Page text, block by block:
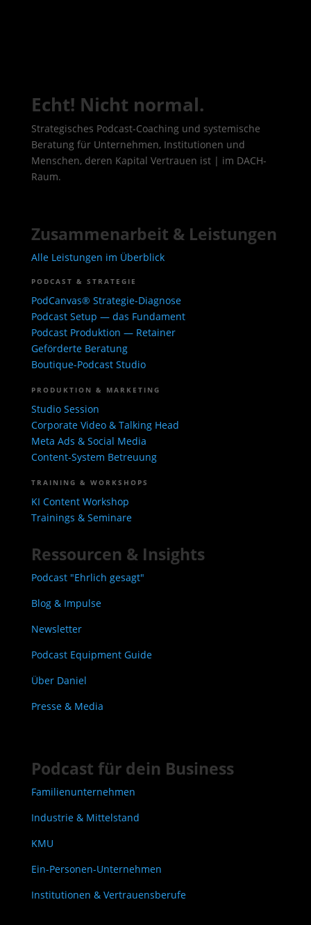
Echt! Nicht normal.
Strategisches Podcast-Coaching und systemische
Beratung für Unternehmen, Institutionen und
Menschen, deren Kapital Vertrauen ist | im DACH-
Raum.
Zusammenarbeit & Leistungen
Alle Leistungen im Überblick
PODCAST & STRATEGIE
PodCanvas® Strategie-Diagnose
Podcast Setup — das Fundament
Podcast Produktion — Retainer
Geförderte Beratung
Boutique-Podcast Studio
PRODUKTION & MARKETING
Studio Session
Corporate Video & Talking Head
Meta Ads & Social Media
Content-System Betreuung
TRAINING & WORKSHOPS
KI Content Workshop
Trainings & Seminare
Ressourcen & Insights
Podcast "Ehrlich gesagt"
Blog & Impulse
Newsletter
Podcast Equipment Guide
Über Daniel
Presse & Media
Podcast für dein Business
Familienunternehmen
Industrie & Mittelstand
KMU
Ein-Personen-Unternehmen
Institutionen & Vertrauensberufe